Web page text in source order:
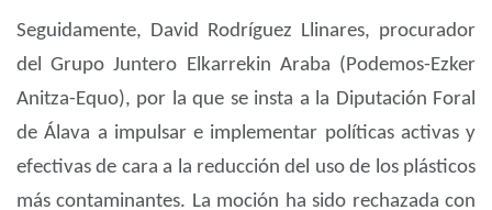
Seguidamente, David Rodríguez Llinares, procurador
del Grupo Juntero Elkarrekin Araba (Podemos-Ezker
Anitza-Equo), por la que se insta a la Diputación Foral
de Álava a impulsar e implementar políticas activas y
efectivas de cara a la reducción del uso de los plásticos
más contaminantes. La moción ha sido rechazada con